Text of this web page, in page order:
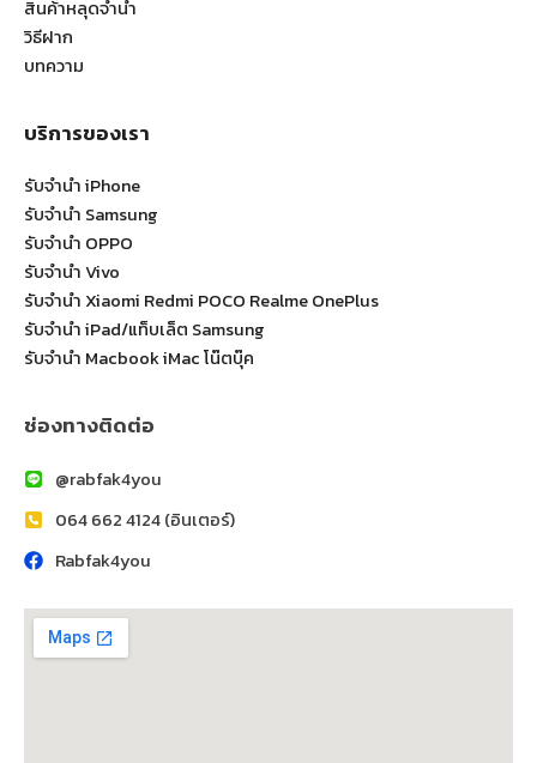
สินค้าหลุดจำนำ
วิธีฝาก
บทความ
บริการของเรา
รับจำนำ iPhone
รับจำนำ Samsung
รับจำนำ OPPO
รับจำนำ Vivo
รับจำนำ Xiaomi Redmi POCO Realme OnePlus
รับจำนำ iPad/แท็บเล็ต Samsung
รับจำนำ Macbook iMac โน๊ตบุ๊ค
ช่องทางติดต่อ
@rabfak4you
064 662 4124 (อินเตอร์)
Rabfak4you